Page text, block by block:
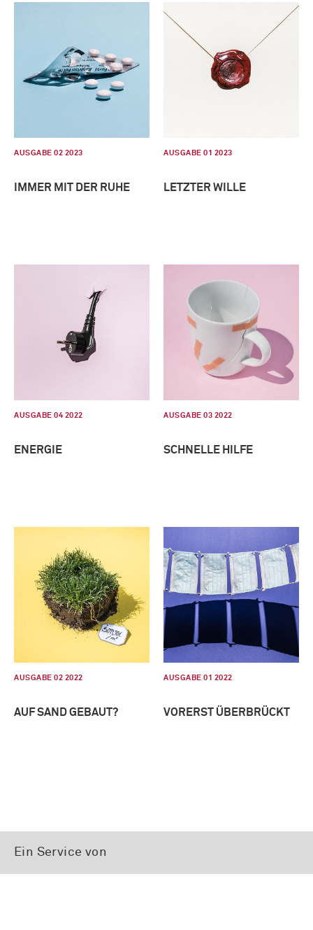
AUSGABE 02 2023
IMMER MIT DER RUHE
AUSGABE 01 2023
LETZTER WILLE
AUSGABE 04 2022
ENERGIE
AUSGABE 03 2022
SCHNELLE HILFE
AUSGABE 02 2022
AUF SAND GEBAUT?
AUSGABE 01 2022
VORERST ÜBERBRÜCKT
Ein Service von